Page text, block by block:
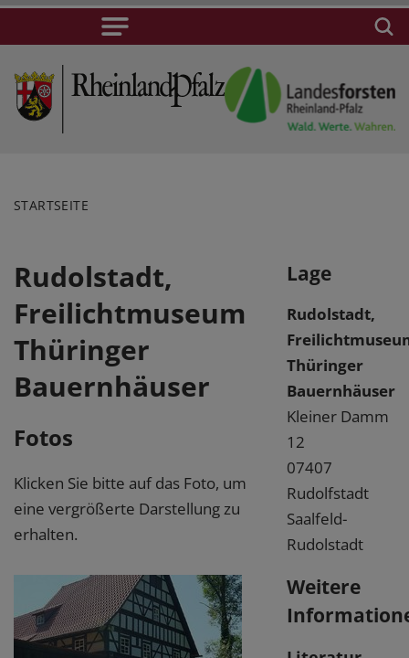
STARTSEITE
Rudolstadt,
Freilichtmuseum
Thüringer
Bauernhäuser
Fotos
Klicken Sie bitte auf das Foto, um
eine vergrößerte Darstellung zu
erhalten.
Lage
Rudolstadt,
Thüringer
Bauernhäuser
Kleiner Damm
12
07407
Rudolfstadt
Saalfeld-
Rudolstadt
Weitere